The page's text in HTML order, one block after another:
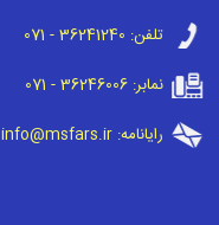
تلفن: 071 - 36241240
نمابر:071 - 36246006
رایانامه:info@msfars.ir